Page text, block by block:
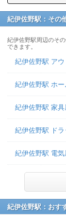
紀伊佐野駅：その
紀伊佐野駅周辺のそ
できます。
紀伊佐野駅 ア
紀伊佐野駅 ホ
紀伊佐野駅 家
紀伊佐野駅 ド
紀伊佐野駅 電
紀伊佐野駅：おす